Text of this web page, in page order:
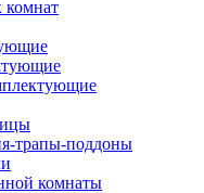
комнат
трапы-поддоны
комнаты